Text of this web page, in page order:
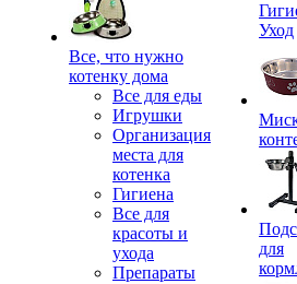
Все, что нужно
котенку дома
Все для еды
Игрушки
Организация
места для
котенка
Гигиена
Все для
красоты и
ухода
Препараты
Уход
для